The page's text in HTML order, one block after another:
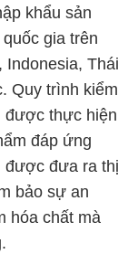
khẩu sản
gia trên
Indonesia, Thái
Quy trình kiểm
được thực hiện
đáp ứng
được đưa ra thị
bảo sự an
hóa chất mà